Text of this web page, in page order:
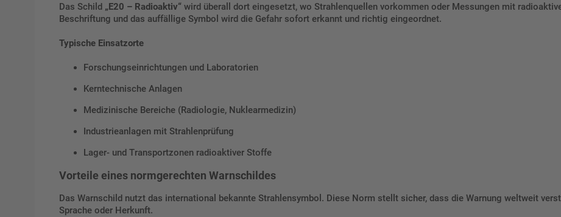
Das Schild „E20 – Radioaktiv“ wird überall dort eingesetzt, wo Strahlenquellen vorkommen oder Messungen mit
Beschriftung und das auffällige Symbol wird die Gefahr sofort erkannt und richtig eingeordnet.
Typische Einsatzorte
Forschungseinrichtungen und Laboratorien
Kerntechnische Anlagen
Medizinische Bereiche (Radiologie, Nuklearmedizin)
Industrieanlagen mit Strahlenprüfung
Lager- und Transportzonen radioaktiver Stoffe
Vorteile eines normgerechten Warnschildes
Das Warnschild nutzt das international bekannte Strahlensymbol. Diese Norm stellt sicher, dass die Warnung weltweit
Sprache oder Herkunft.